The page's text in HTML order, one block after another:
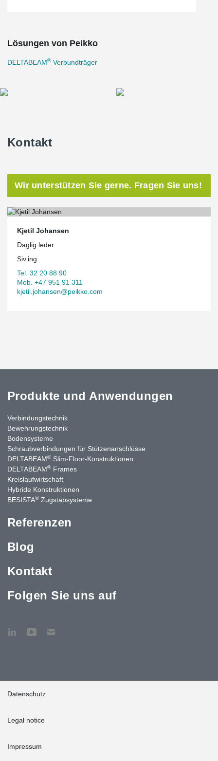
Lösungen von Peikko
DELTABEAM® Verbundträger
Kontakt
Wir unterstützen Sie gerne. Fragen Sie uns!
Kjetil Johansen
Daglig leder
Siv.ing.
Tel. 32 20 88 90
Mob. +47 951 91 311
kjetil.johansen@peikko.com
Produkte und Anwendungen
Verbindungstechnik
Bewehrungstechnik
Bodensysteme
Schraubverbindungen für Stützenanschlüsse
DELTABEAM® Slim-Floor-Konstruktionen
DELTABEAM® Frames
Kreislaufwirtschaft
Hybride Konstruktionen
BESISTA® Zugstabsysteme
Referenzen
Blog
Kontakt
Folgen Sie uns auf
Datenschutz
Legal notice
Impressum